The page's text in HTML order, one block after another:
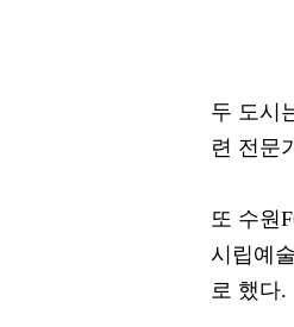
두 도시
련 전문
또 수원
시립예
로 했다.